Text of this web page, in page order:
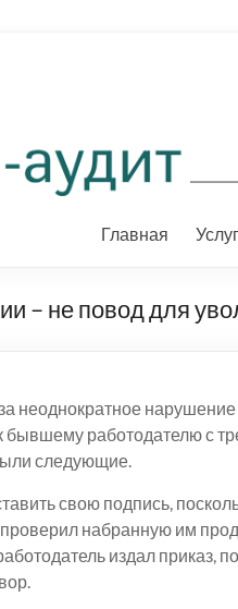
Главная
– не повод для
неоднократное
бывшему работодателю с
следующие.
свою подпись,
проверил набранную им
издал приказ, по